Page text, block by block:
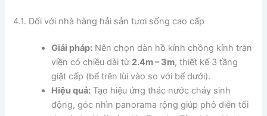
4.1. Đối với nhà hàng hải sản tươi sống cao cấp
Giải pháp: Nên chọn dàn hồ kính chồng kính tràn
viền có chiều dài từ 2.4m – 3m, thiết kế 3 tầng
giật cấp (bể trên lùi vào so với bể dưới).
Hiệu quả: Tạo hiệu ứng thác nước chảy sinh
động, góc nhìn panorama rộng giúp phô diễn tối